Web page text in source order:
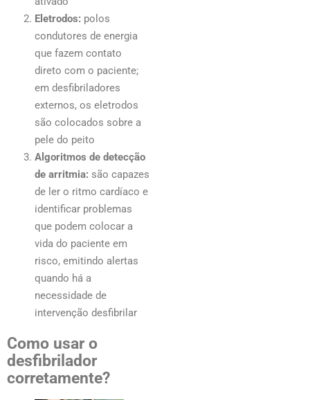
Eletrodos: polos
condutores de energia
que fazem contato
direto com o paciente;
em desfibriladores
externos, os eletrodos
são colocados sobre a
pele do peito
Algoritmos de detecção
de arritmia: são capazes
de ler o ritmo cardíaco e
identificar problemas
que podem colocar a
vida do paciente em
risco, emitindo alertas
quando há a
necessidade de
intervenção desfibrilar
Como usar o
desfibrilador
corretamente?